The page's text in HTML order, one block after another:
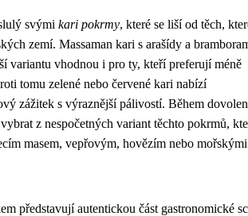
svými kari pokrmy, které se liší od těch,
zemí. Massaman kari s arašídy a
variantu vhodnou i pro ty, kteří preferují méně
tomu zelené nebo červené kari nabízí
zážitek s výraznější pálivostí. Během
z nespočetných variant těchto pokrmů,
masem, vepřovým, hovězím nebo mořskými
představují autentickou část gastronomické